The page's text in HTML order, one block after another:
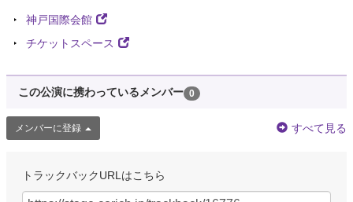
神戸国際会館
チケットスペース
この公演に携わっているメンバー 0
メンバーに登録 すべて見る
トラックバックURLはこちら